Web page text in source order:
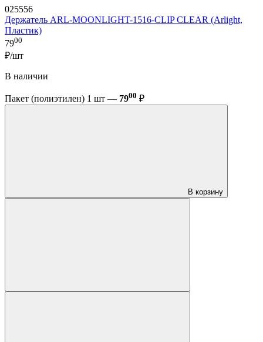
025556
Держатель ARL-MOONLIGHT-1516-CLIP CLEAR (Arlight,
Пластик)
7900
₽/шт
В наличии
Пакет (полиэтилен) 1 шт — 7900 ₽
В корзину